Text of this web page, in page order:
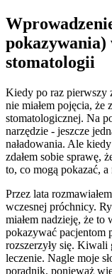
pokazywania)
stomatologii
Kiedy po raz pierwszy
nie miałem pojęcia,
stomatologicznej. Na
narzędzie - jeszcze
naładowania. Ale
zdałem sobie sprawę,
to, co mogą pokazać,
Przez lata
wczesnej próchnicy.
miałem nadzieję, że to
pokazywać pacjentom
rozszerzyły się. Kiwali
leczenie. Nagle moje
poradnik, ponieważ